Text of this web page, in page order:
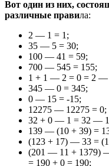
Вот один из них,
различные правила:
2 — 1 = 1;
35 — 5 = 30;
100 — 41 = 59;
700 — 545 = 155;
1 + 1 — 2 = 0 = 2 —
345 — 0 = 345;
0 — 15 = -15;
12275 — 12275 = 0;
32 + 0 — 1 = 32 —
139 — (10 + 39) =
(123 + 17) — 33 =
(201 — 11 + 1379)
= 190 + 0 = 190;